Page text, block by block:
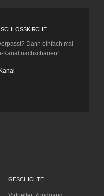
Dann einfach mal
Kanal nachschauen!
GESCHICHTE